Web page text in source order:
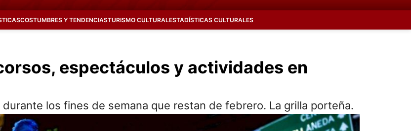
a
COSTUMBRES Y TENDENCIASTURISMO CULTURALESTADÍSTICAS CULTURALES
espectáculos y actividades en
los fines de semana que restan de febrero. La grilla porteña.